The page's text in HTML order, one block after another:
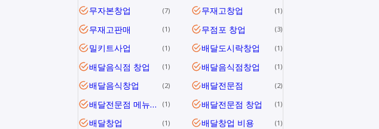
무자본창업 7 무재고창업 1
무재고판매 1 무점포 창업 3
밀키트사업 1 배달도시락창업 1
배달음식점 창업 1 배달음식점창업 1
배달음식창업 2 배달전문점 2
배달전문점 메뉴개발 1 배달전문점 창업 1
배달창업 1 배달창업 비용 1